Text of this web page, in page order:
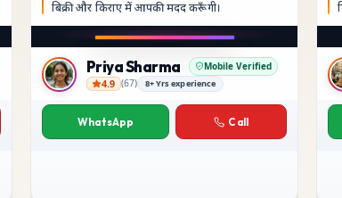
बिक्री और किराए में आपकी मददकरूँगी।
Priya Sharma
Priya Sharma Mobile Verified
4.9 (67) 8+ Yrs experience
WhatsApp Call